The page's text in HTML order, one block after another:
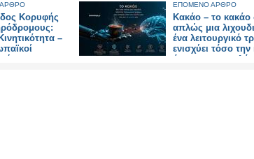
Κορυφής
–
ΕΠΟΜΕΝΟ ΑΡΘΡΟ
Κακάο – το κακάο
απλώς μια
ένα λειτουργικό
ενισχύει τόσο
όσο και το μυαλό